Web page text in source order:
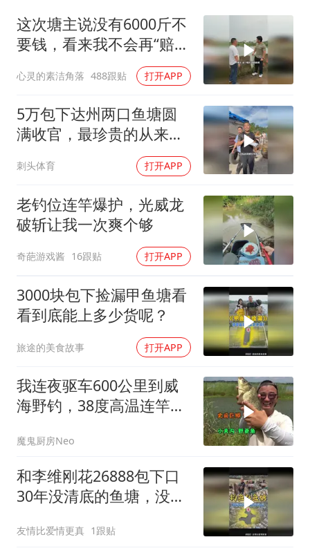
云南一男子胃中取出180颗铁钉
总书记点赞的非遗苗绣焕发新生机
这次塘主说没有6000斤不
要钱，看来我不会再“赔
心灵的素洁角落 488跟贴 打开APP
5万包下达州两口鱼塘圆
满收官，最珍贵的从来不
刺头体育 打开APP
老钓位连竿爆护，光威龙
破斩让我一次爽个够
奇葩游戏酱 16跟贴 打开APP
3000块包下捡漏甲鱼塘看
看到底能上多少货呢？
旅途的美食故事 打开APP
我连夜驱车600公里到威
海野钓，38度高温连竿半
魔鬼厨房Neo
和李维刚花26888包下口
30年没清底的鱼塘，没想
友情比爱情更真 1跟贴